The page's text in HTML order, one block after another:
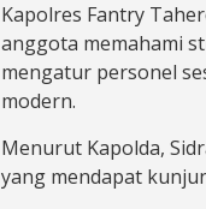
Kapolres Fantry
anggota memahami
mengatur personel
modern.
Menurut Kapolda,
yang mendapat